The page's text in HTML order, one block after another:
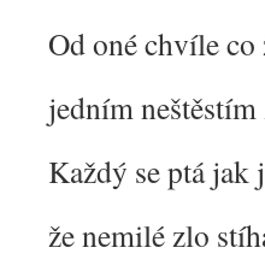
Od oné chvíle
jedním
Každý se ptá jak
že nemilé zlo